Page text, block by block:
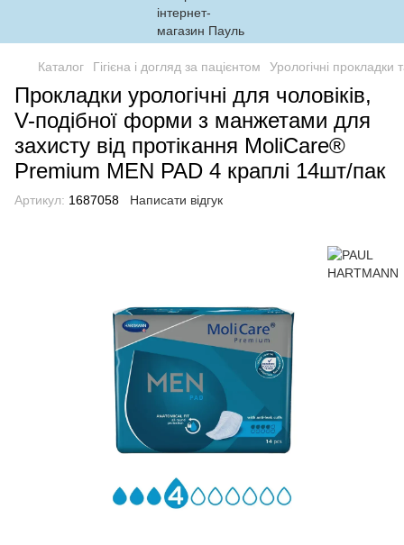
Каталог Гігієна і догляд за пацієнтом Урологічні прокладки
Прокладки урологічні для чоловіків,
V-подібної форми з манжетами для
захисту від протікання MoliCare®
Premium MEN PAD 4 краплі 14шт/пак
Артикул: 1687058 Написати відгук